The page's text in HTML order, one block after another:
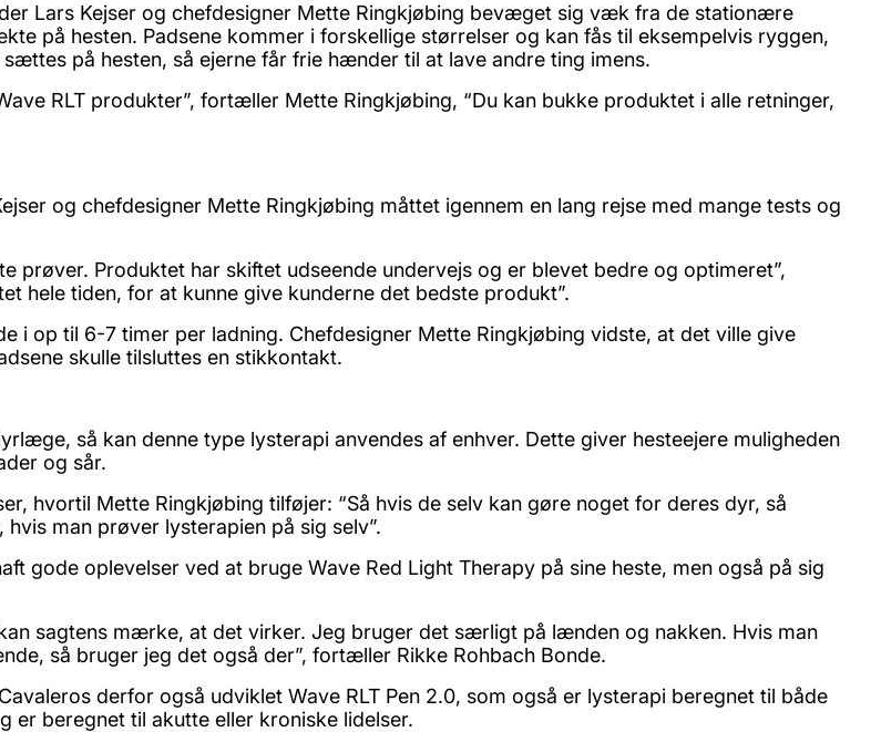
Lars Kejser og chefdesigner Mette Ringkjøbing bevæget sig væk fra de stationære
på hesten. Padsene kommer i forskellige størrelser og kan fås til eksempelvis ryggen,
på hesten, så ejerne får frie hænder til at lave andre ting imens.
RLT produkter”, fortæller Mette Ringkjøbing, “Du kan bukke produktet i alle retninger,
og chefdesigner Mette Ringkjøbing måttet igennem en lang rejse med mange tests og
prøver. Produktet har skiftet udseende undervejs og er blevet bedre og optimeret”,
hele tiden, for at kunne give kunderne det bedste produkt”.
i op til 6-7 timer per ladning. Chefdesigner Mette Ringkjøbing vidste, at det ville give
skulle tilsluttes en stikkontakt.
så kan denne type lysterapi anvendes af enhver. Dette giver hesteejere muligheden
og sår.
hvortil Mette Ringkjøbing tilføjer: “Så hvis de selv kan gøre noget for deres dyr, så
man prøver lysterapien på sig selv”.
gode oplevelser ved at bruge Wave Red Light Therapy på sine heste, men også på sig
sagtens mærke, at det virker. Jeg bruger det særligt på lænden og nakken. Hvis man
så bruger jeg det også der”, fortæller Rikke Rohbach Bonde.
derfor også udviklet Wave RLT Pen 2.0, som også er lysterapi beregnet til både
beregnet til akutte eller kroniske lidelser.